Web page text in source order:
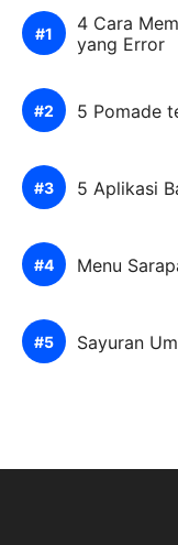
4 Cara
yang Error
5 Pomade
5 Aplikasi
Menu
Sayuran